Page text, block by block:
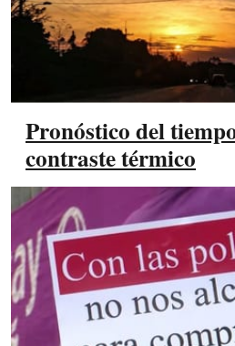
Pronóstico del
contraste térmico